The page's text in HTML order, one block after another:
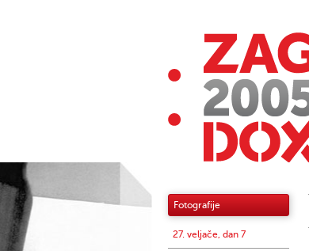
Fotografije
27. veljače, dan 7